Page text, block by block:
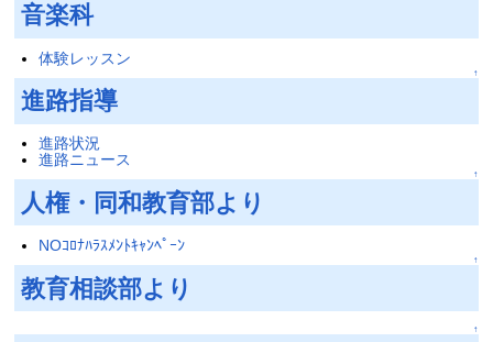
音楽科
体験レッスン
↑
進路指導
進路状況
進路ニュース
↑
人権・同和教育部より
NOｺﾛﾅﾊﾗｽﾒﾝﾄｷｬﾝﾍﾟｰﾝ
↑
教育相談部より
↑